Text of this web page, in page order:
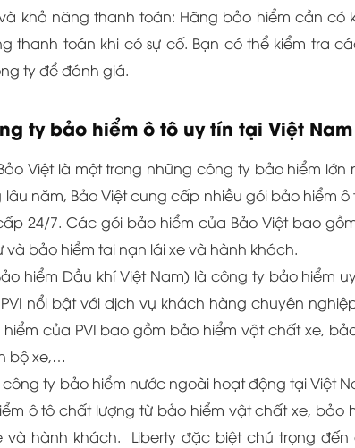
khả năng thanh toán: Hãng bảo hiểm cần
thanh toán khi có sự cố. Bạn có thể kiểm tra
ty để đánh giá.
ty bảo hiểm ô tô uy tín tại Việt Nam
Việt là một trong những công ty bảo hiểm
lâu năm, Bảo Việt cung cấp nhiều gói bảo hiểm
24/7. Các gói bảo hiểm của Bảo Việt bao
và bảo hiểm tai nạn lái xe và hành khách.
hiểm Dầu khí Việt Nam) là công ty bảo
nổi bật với dịch vụ khách hàng chuyên
của PVI bao gồm bảo hiểm vật chất xe,
bộ xe,…
công ty bảo hiểm nước ngoài hoạt động tại Việt
ô tô chất lượng từ bảo hiểm vật chất xe, bảo
và hành khách. Liberty đặc biệt chú trọng